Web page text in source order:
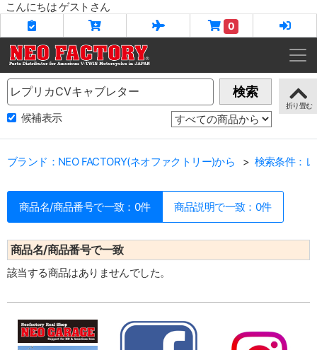
こんにちは ゲストさん
0
Name 検索
候補表示
ブランド：NEO FACTORY(ネオファクトリー)から 検索条件：
商品名/商品番号で一致：0件 商品説明で一致：0件
商品名/商品番号で一致
該当する商品はありませんでした。